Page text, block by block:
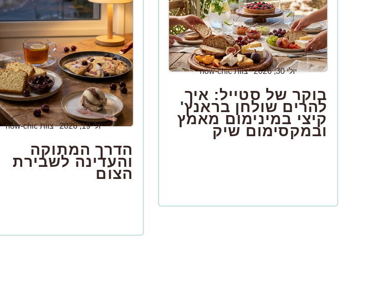
יולי 30, 2026 צוות now-chic
בוקר של סטייל: איך
להרים שולחן בראנץ'
קיצי במינימום מאמץ
ובמקסימום שיק יולי 19, 2026 צוות now-chic
הדרך המתוקה
והעדינה לשבירת
הצום